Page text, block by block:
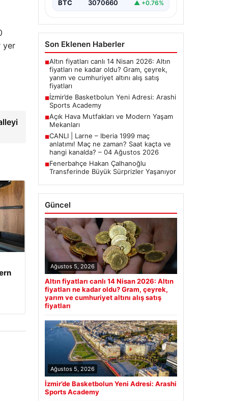
yer
BTC 3070660 ▲ +0.76%
Son Eklenen Haberler
■Altın fiyatları canlı 14 Nisan 2026: Altın
fiyatları ne kadar oldu? Gram, çeyrek,
yarım ve cumhuriyet altını alış satış
fiyatları
■İzmir’de Basketbolun Yeni Adresi: Arashi
Sports Academy
■Açık Hava Mutfakları ve Modern Yaşam
Mekanları
■CANLI | Larne – Iberia 1999 maç
anlatımı! Maç ne zaman? Saat kaçta ve
hangi kanalda? – 04 Ağustos 2026
■Fenerbahçe Hakan Çalhanoğlu
Transferinde Büyük Sürprizler Yaşanıyor
Güncel
Ağustos 5, 2026
Altın fiyatları canlı 14 Nisan 2026: Altın
fiyatları ne kadar oldu? Gram, çeyrek,
yarım ve cumhuriyet altını alış satış
fiyatları
Ağustos 5, 2026
İzmir’de Basketbolun Yeni Adresi: Arashi
Sports Academy